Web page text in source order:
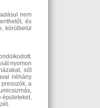
nem
és
körülbelül
nyomon
sőt
néhány
a
épületeket,